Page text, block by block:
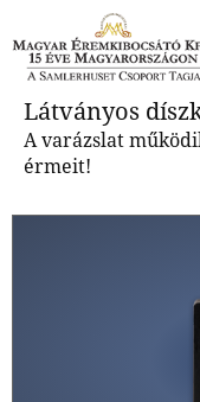
Látványos
A varázslat
érmeit!
Látványos